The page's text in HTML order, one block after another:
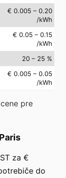
€ 0.005 – 0.20
/kWh
€ 0.05 – 0.15
/kWh
20 – 25 %
€ 0.005 – 0.05
/kWh
pre
za €
do